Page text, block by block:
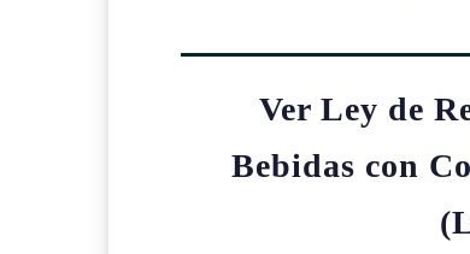
Ver Ley de
Bebidas con